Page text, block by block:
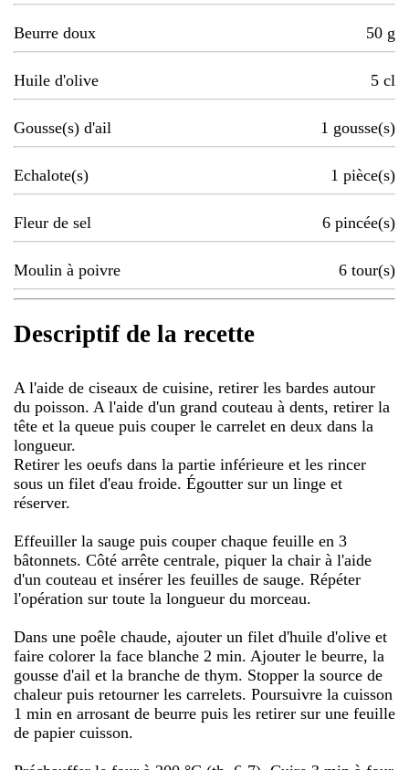
Beurre doux 50 g
Huile d'olive 5 cl
Gousse(s) d'ail 1 gousse(s)
Echalote(s) 1 pièce(s)
Fleur de sel 6 pincée(s)
Moulin à poivre 6 tour(s)
Descriptif de la recette
A l'aide de ciseaux de cuisine, retirer les bardes autour
du poisson. A l'aide d'un grand couteau à dents, retirer la
tête et la queue puis couper le carrelet en deux dans la
longueur.
Retirer les oeufs dans la partie inférieure et les rincer
sous un filet d'eau froide. Égoutter sur un linge et
réserver.
Effeuiller la sauge puis couper chaque feuille en 3
bâtonnets. Côté arrête centrale, piquer la chair à l'aide
d'un couteau et insérer les feuilles de sauge. Répéter
l'opération sur toute la longueur du morceau.
Dans une poêle chaude, ajouter un filet d'huile d'olive et
faire colorer la face blanche 2 min. Ajouter le beurre, la
gousse d'ail et la branche de thym. Stopper la source de
chaleur puis retourner les carrelets. Poursuivre la cuisson
1 min en arrosant de beurre puis les retirer sur une feuille
de papier cuisson.